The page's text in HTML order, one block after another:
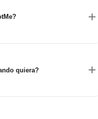
quiera?